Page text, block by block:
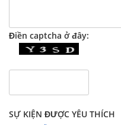
Điền captcha ở đây:
SỰ KIỆN ĐƯỢC YÊU THÍCH